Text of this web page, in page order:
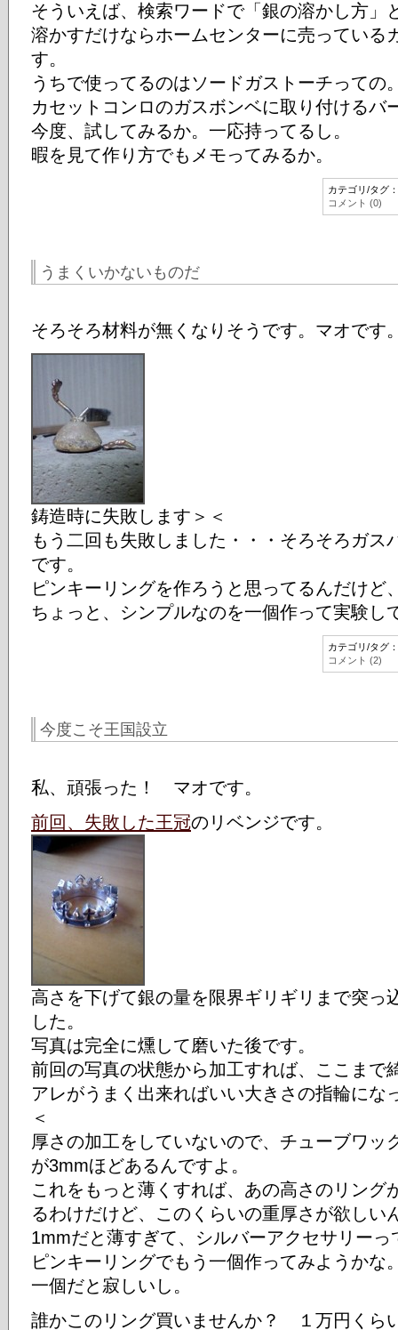
そういえば、検索ワードで「銀の溶かし方」
溶かすだけならホームセンターに売っている
す。
うちで使ってるのはソードガストーチっての
カセットコンロのガスボンベに取り付けるバ
今度、試してみるか。一応持ってるし。
暇を見て作り方でもメモってみるか。
カテゴリ/タグ：
コメント (0)
うまくいかないものだ
そろそろ材料が無くなりそうです。マオです
鋳造時に失敗します＞＜
もう二回も失敗しました・・・そろそろガス
です。
ピンキーリングを作ろうと思ってるんだけど
ちょっと、シンプルなのを一個作って実験し
カテゴリ/タグ：
コメント (2)
今度こそ王国設立
私、頑張った！ マオです。
前回、失敗した王冠のリベンジです。
高さを下げて銀の量を限界ギリギリまで突っ
した。
写真は完全に燻して磨いた後です。
前回の写真の状態から加工すれば、ここまで
アレがうまく出来ればいい大きさの指輪にな
＜
厚さの加工をしていないので、チューブワッ
が3mmほどあるんですよ。
これをもっと薄くすれば、あの高さのリング
るわけだけど、このくらいの重厚さが欲しい
1mmだと薄すぎて、シルバーアクセサリー
ピンキーリングでもう一個作ってみようかな
一個だと寂しいし。
誰かこのリング買いませんか？ １万円くら